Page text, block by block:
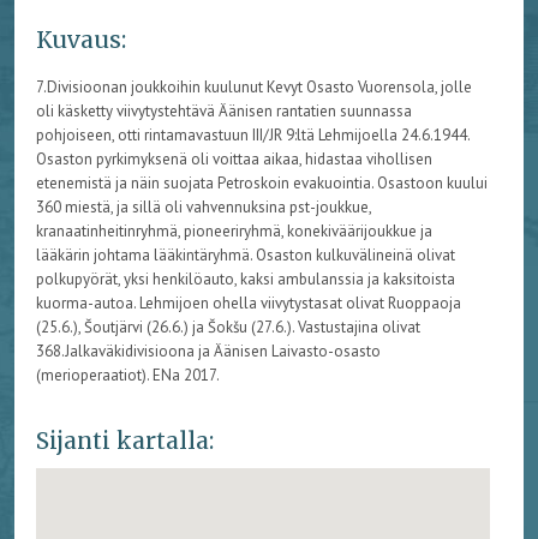
Kuvaus:
7.Divisioonan joukkoihin kuulunut Kevyt Osasto Vuorensola, jolle
oli käsketty viivytystehtävä Äänisen rantatien suunnassa
pohjoiseen, otti rintamavastuun III/JR 9:ltä Lehmijoella 24.6.1944.
Osaston pyrkimyksenä oli voittaa aikaa, hidastaa vihollisen
etenemistä ja näin suojata Petroskoin evakuointia. Osastoon kuului
360 miestä, ja sillä oli vahvennuksina pst-joukkue,
kranaatinheitinryhmä, pioneeriryhmä, konekiväärijoukkue ja
lääkärin johtama lääkintäryhmä. Osaston kulkuvälineinä olivat
polkupyörät, yksi henkilöauto, kaksi ambulanssia ja kaksitoista
kuorma-autoa. Lehmijoen ohella viivytystasat olivat Ruoppaoja
(25.6.), Šoutjärvi (26.6.) ja Šokšu (27.6.). Vastustajina olivat
368.Jalkaväkidivisioona ja Äänisen Laivasto-osasto
(merioperaatiot). ENa 2017.
Sijanti kartalla: